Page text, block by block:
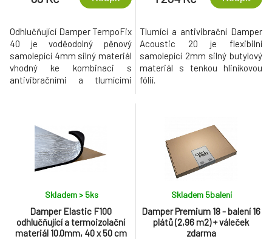
Odhlučňující Damper TempoFix
40 je voděodolný pěnový
samolepící 4mm silný materiál
vhodný ke kombinaci s
antivibračními a tlumícími
Tlumící a antivibrační Damper
Acoustic 20 je flexibilní
samolepící 2mm silný butylový
materiál s tenkou hliníkovou
fólií.
Damper Elastic F100
odhlučňující a termoizolační
materiál 10.0mm, 40 x 50 cm
Skladem > 5ks
Damper Premium 18 - balení 16
plátů (2,96 m2) + váleček
zdarma
Skladem 5balení